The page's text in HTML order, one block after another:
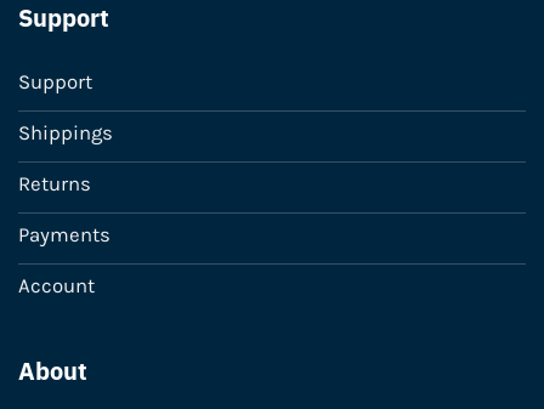
Support
Support
Shippings
Returns
Payments
Account
About